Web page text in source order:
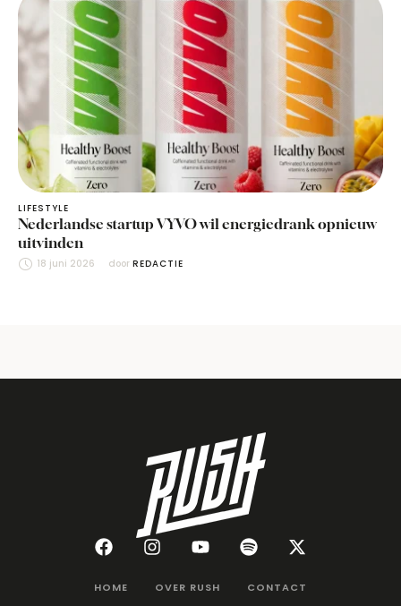
LIFESTYLE
Nederlandse startup VYVO wil energiedrank opnieuw
uitvinden
18 juni 2026 door REDACTIE
HOME OVER RUSH CONTACT